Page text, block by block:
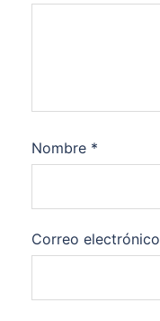
Nombre *
Correo electrónico